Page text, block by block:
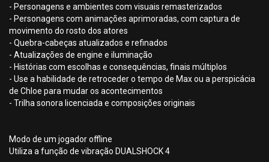
- Personagens e ambientes com visuais remasterizados
- Personagens com animações aprimoradas, com captura de
movimento do rosto dos atores
- Quebra-cabeças atualizados e refinados
- Atualizações de engine e iluminação
- Histórias com escolhas e consequências, finais múltiplos
- Use a habilidade de retroceder o tempo de Max ou a perspicácia
de Chloe para mudar os acontecimentos
- Trilha sonora licenciada e composições originais
Modo de um jogador offline
Utiliza a função de vibração DUALSHOCK 4